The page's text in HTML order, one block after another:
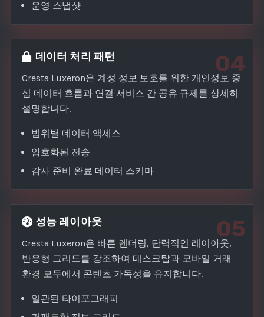
운영 스냅샷
04
데이터 처리 패턴
Cresta Luxeron은 계정 정보 보호를 위한 개인정보 중
심 데이터 흐름과 연결 서비스 간 공유 규제를 상세히
설명합니다.
범위별 데이터 액세스
암호화된 전송
감사 준비 완료 데이터 스키마
05
성능 레이아웃
Cresta Luxeron은 빠른 렌더링, 탄력적인 레이아웃,
반응형 그리드를 강조하여 데스크탑과 모바일 거래
환경 모두에서 콘텐츠 가독성을 유지합니다.
일관된 타이포그래피